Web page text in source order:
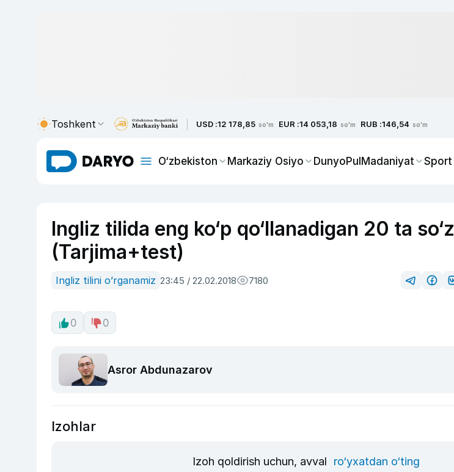
Toshkent USD :12 178,85 so'm EUR :14 053,18 so'm RUB :146,54 so'm
O‘zbekiston Markaziy Osiyo DunyoPulMadaniyat Sport
Ingliz tilida eng ko‘p qo‘llanadigan 20 ta so‘z
(Tarjima+test)
Ingliz tilini o’rganamiz 23:45 / 22.02.2018 7180
0 0
Asror Abdunazarov
Izohlar
Izoh qoldirish uchun, avval ro‘yxatdan o‘ting